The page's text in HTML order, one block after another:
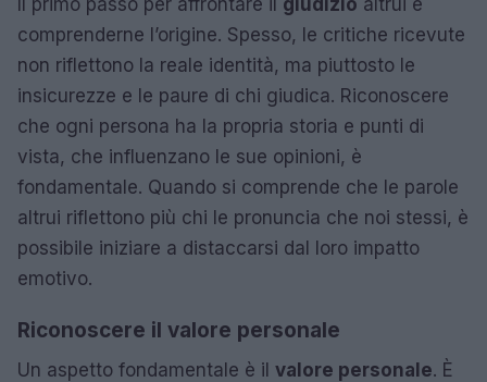
comprenderne l’origine. Spesso, le critiche ricevute
non riflettono la reale identità, ma piuttosto le
insicurezze e le paure di chi giudica. Riconoscere
che ogni persona ha la propria storia e punti di
vista, che influenzano le sue opinioni, è
fondamentale. Quando si comprende che le parole
altrui riflettono più chi le pronuncia che noi stessi, è
possibile iniziare a distaccarsi dal loro impatto
emotivo.
Riconoscere il valore personale
Un aspetto fondamentale è il valore personale. È